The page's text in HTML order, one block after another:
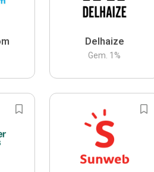
Delhaize
Gem. 1 %